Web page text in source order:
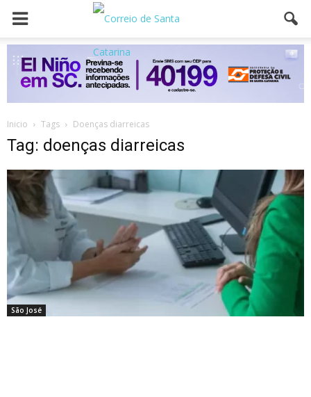
Inicio Tags Doenças diarreicas
Tag: doenças diarreicas
São José